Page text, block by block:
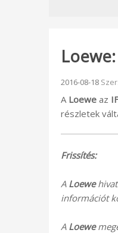
Beküldve:
2016-08-18
A Loewe az
részletek
Frissítés:
A Loewe
információt
A Loewe